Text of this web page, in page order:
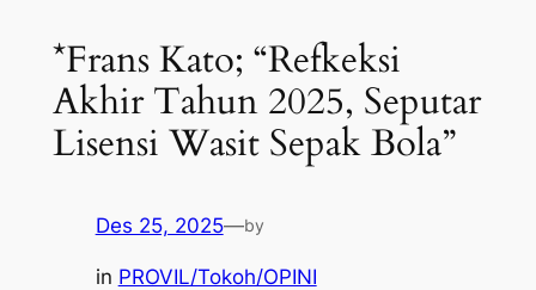
*Frans Kato; “Refkeksi
Akhir Tahun 2025, Seputar
Lisensi Wasit Sepak Bola”
Des 25, 2025—by
in PROVIL/Tokoh/OPINI